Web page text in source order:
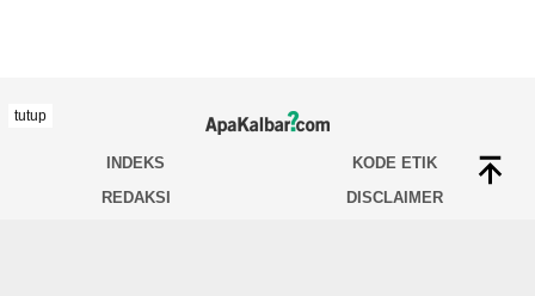
INDEKS
KODE ETIK
REDAKSI
DISCLAIMER
tutup